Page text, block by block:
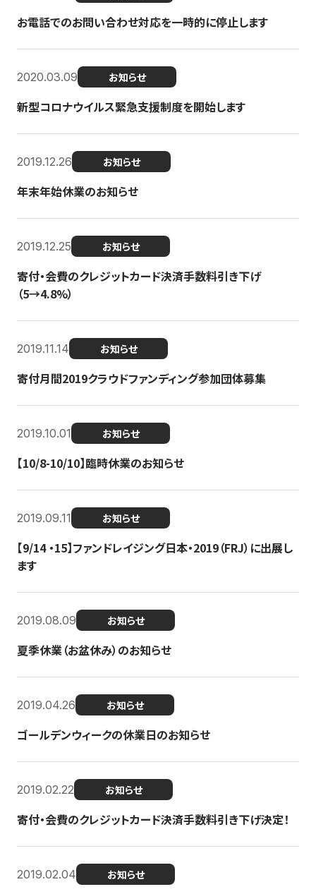
お電話でのお問い合わせ対応を一時的に停止します
2020.03.09 お知らせ
新型コロナウイルス緊急支援制度を開始します
2019.12.26 お知らせ
年末年始休業のお知らせ
2019.12.25 お知らせ
寄付・会費のクレジットカード決済手数料引き下げ
（5→4.8%）
2019.11.14 お知らせ
寄付月間2019クラウドファンディング参加団体募集
2019.10.01 お知らせ
【10/8-10/10】臨時休業のお知らせ
2019.09.11 お知らせ
【9/14 ・15】ファンドレイジング日本・2019（FRJ）に出展し
ます
2019.08.09 お知らせ
夏季休業（お盆休み）のお知らせ
2019.04.26 お知らせ
ゴールデンウィークの休業日のお知らせ
2019.02.22 お知らせ
寄付・会費のクレジットカード決済手数料引き下げ決定！
2019.02.04 お知らせ